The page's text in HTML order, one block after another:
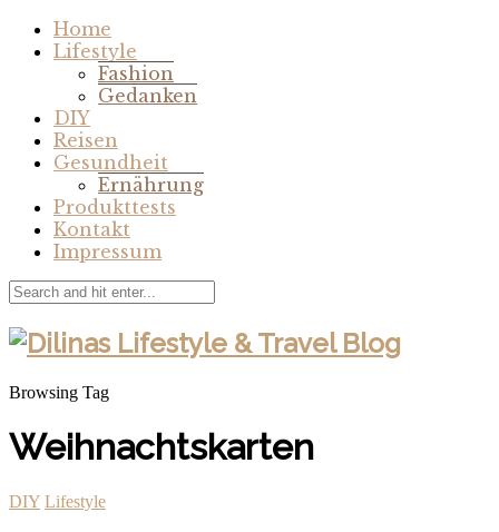
Home
Lifestyle
Fashion
Gedanken
DIY
Reisen
Gesundheit
Ernährung
Produkttests
Kontakt
Impressum
Browsing Tag
Weihnachtskarten
DIY Lifestyle